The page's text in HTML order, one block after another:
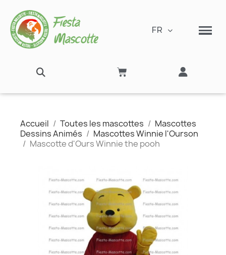
FR
Accueil Toutes les mascottes
Mascottes
Dessins Animés
Mascottes Winnie l'Ourson
Mascotte d'Ours Winnie the pooh